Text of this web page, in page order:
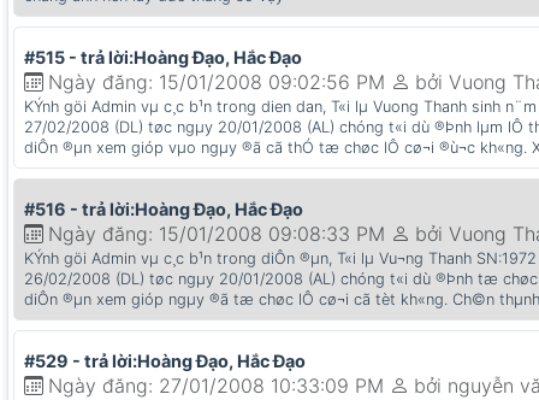
#515 - trả lời:Hoàng Đạo, Hắc Đạo
Ngày đăng: 15/01/2008 09:02:56 PM bởi Vuong
KÝnh göi Admin vµ c¸c b¹n trong dien dan, T«i lµ Vuong Thanh sinh
27/02/2008 (DL) tøc ngµy 20/01/2008 (AL) chóng t«i dù ®Þnh lµm lÔ
diÔn ®µn xem gióp vµo ngµy ®ã cã thÓ tæ chøc lÔ cø¬i ®ù¬c kh«ng.
#516 - trả lời:Hoàng Đạo, Hắc Đạo
Ngày đăng: 15/01/2008 09:08:33 PM bởi Vuong
KÝnh göi Admin vµ c¸c b¹n trong diÔn ®µn, T«i lµ Vu¬ng Thanh
26/02/2008 (DL) tøc ngµy 20/01/2008 (AL) chóng t«i dù ®Þnh tæ
diÔn ®µn xem gióp ngµy ®ã tæ chøc lÔ cø¬i cã tèt kh«ng. Ch©n
#529 - trả lời:Hoàng Đạo, Hắc Đạo
Ngày đăng: 27/01/2008 10:33:09 PM bởi nguyễn